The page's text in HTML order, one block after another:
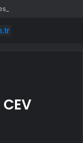
Kafanı keserim